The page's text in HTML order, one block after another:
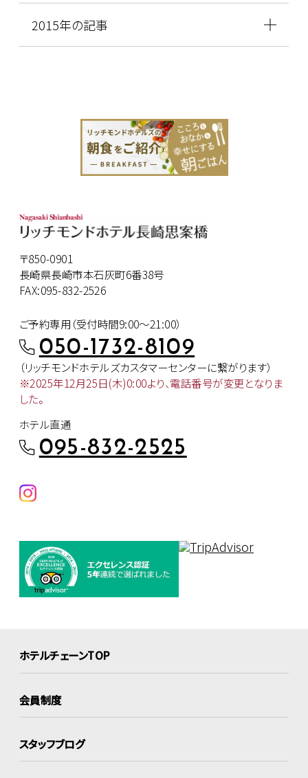
2015年の記事
〒850-0901
長崎県長崎市本石灰町6番38号
FAX:095-832-2526
ご予約専用（受付時間9:00～21:00）
050-1732-8109
（リッチモンドホテルズカスタマーセンターに繋がります）
※2025年12月25日(木)0:00より、電話番号が変更となりま
した。
ホテル直通
095-832-2525
ホテルチェーンTOP
会員制度
スタッフブログ